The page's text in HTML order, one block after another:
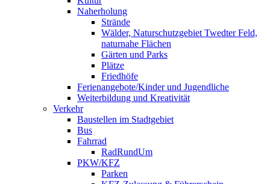
Naherholung
Strände
Wälder, Naturschutzgebiet Twedter Feld,
naturnahe Flächen
Gärten und Parks
Plätze
Friedhöfe
Ferienangebote/Kinder und Jugendliche
Weiterbildung und Kreativität
Verkehr
Baustellen im Stadtgebiet
Bus
Fahrrad
RadRundUm
PKW/KFZ
Parken